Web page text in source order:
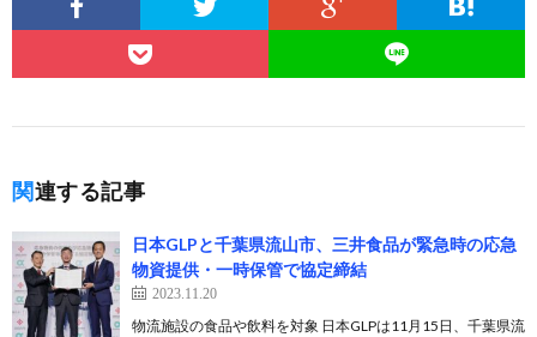
関連する記事
日本GLPと千葉県流山市、三井食品が緊急時の応急
物資提供・一時保管で協定締結
2023.11.20
物流施設の食品や飲料を対象 日本GLPは11月15日、千葉県流